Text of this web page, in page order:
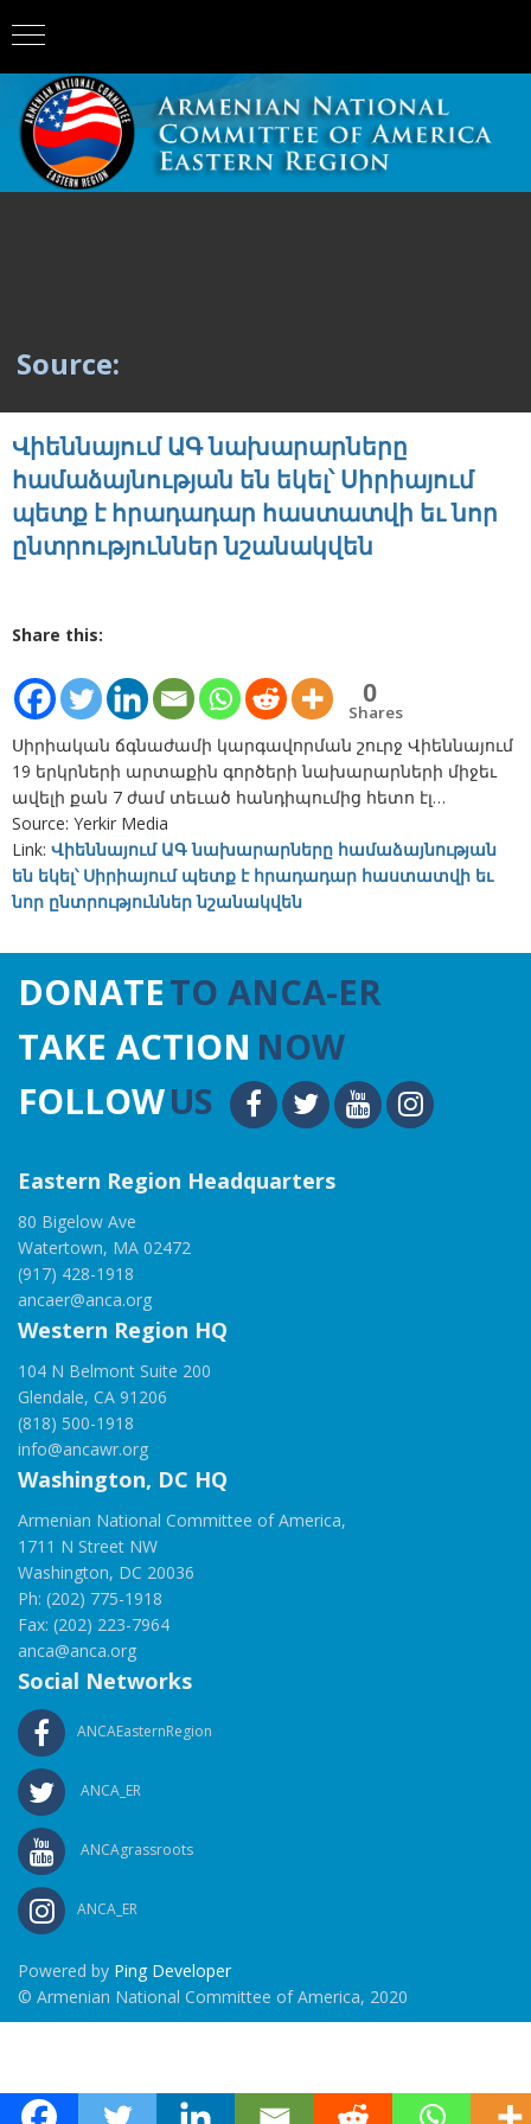
Source:
Վիեննայում ԱԳ նախարարները
համաձայնության են եկել՝ Սիրիայում
պետք է հրադադար հաստատվի եւ նոր
ընտրություններ նշանակվեն
Share this:
0
Shares
Սիրիական ճգնաժամի կարգավորման շուրջ Վիեննայում
19 երկրների արտաքին գործերի նախարարների միջեւ
ավելի քան 7 ժամ տեւած հանդիպումից հետո էլ…
Source: Yerkir Media
Link: Վիեննայում ԱԳ նախարարները համաձայնության
են եկել՝ Սիրիայում պետք է հրադադար հաստատվի եւ
նոր ընտրություններ նշանակվեն
DONATETO ANCA-ER
TAKE ACTION NOW
FOLLOWUS
Eastern Region Headquarters
80 Bigelow Ave
Watertown, MA 02472
(917) 428-1918
ancaer@anca.org
Western Region HQ
104 N Belmont Suite 200
Glendale, CA 91206
(818) 500-1918
info@ancawr.org
Washington, DC HQ
Armenian National Committee of America,
1711 N Street NW
Washington, DC 20036
Ph: (202) 775-1918
Fax: (202) 223-7964
anca@anca.org
Social Networks
ANCAEasternRegion
ANCA_ER
ANCAgrassroots
ANCA_ER
Powered by Ping Developer
© Armenian National Committee of America, 2020